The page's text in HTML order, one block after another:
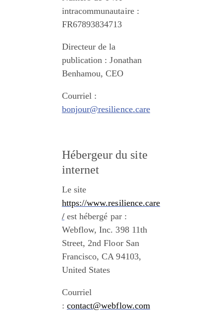
intracommunautaire :
FR67893834713
Directeur de la
publication : Jonathan
Benhamou, CEO
Courriel :
bonjour@resilience.care
Hébergeur du site
internet
Le site
https://www.resilience.care
/ est hébergé par :
Webflow, Inc. 398 11th
Street, 2nd Floor San
Francisco, CA 94103,
United States
Courriel
: contact@webflow.com